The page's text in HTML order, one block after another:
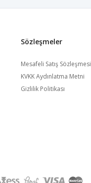
Sözleşmeler
Mesafeli Satış Sözleşmesi
KVKK Aydınlatma Metni
Gizlilik Politikası